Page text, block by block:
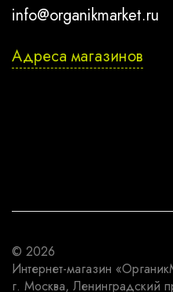
info@organikmarket.ru
Адреса магазинов
© 2026
Интернет-магазин
г. Москва, Ленинградский